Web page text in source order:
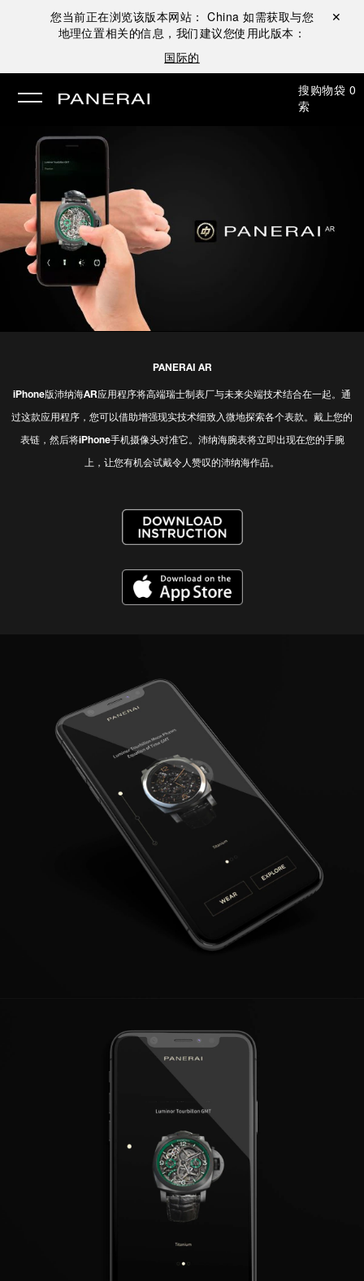
您当前正在浏览该版本网站： China 如需获取与您
地理位置相关的信息，我们建议您使用此版本：
国际的
关闭 ✕
搜
索
购物袋 0
PANERAI AR
iPhone版沛纳海AR应用程序将高端瑞士制表厂与未来尖端技术结合在一起。通
过这款应用程序，您可以借助增强现实技术细致入微地探索各个表款。戴上您的
表链，然后将iPhone手机摄像头对准它。沛纳海腕表将立即出现在您的手腕
上，让您有机会试戴令人赞叹的沛纳海作品。